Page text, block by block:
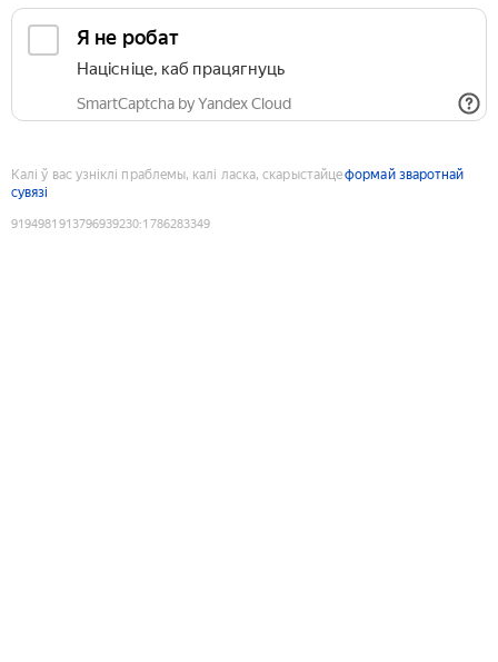
Я не робат
Націсніце, каб працягнуць
SmartCaptcha by Yandex Cloud
Калі ў вас узніклі праблемы, калі ласка, скарыстайцеформай зваротнай
сувязі
9194981913796939230:1786283349